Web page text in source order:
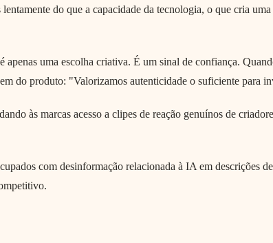
do que a capacidade da tecnologia, o que cria
uma escolha criativa. É um sinal de confiança.
do produto: "Valorizamos autenticidade o suficiente para
às marcas acesso a clipes de reação genuínos de
com desinformação relacionada à IA em descrições